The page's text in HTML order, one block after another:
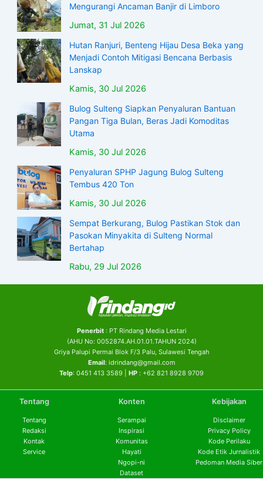
Mengurangi Ancaman Banjir di Limboro
Jumat, 31 Jul 2026
Hutan Ranjuri, Benteng Hijau Desa Beka yang
Menjadi Contoh Mitigasi Bencana Berbasis
Lanskap
Kamis, 30 Jul 2026
Bulog Sulteng Siapkan Penyaluran Bantuan
Pangan Tiga Bulan, Beras Jadi Komoditas
Utama
Kamis, 30 Jul 2026
Penyaluran SPHP Jagung Bulog Sulteng
Tembus 420 Ton
Kamis, 30 Jul 2026
Sempat Berkurang, Bulog Pastikan Stok dan
Pasokan Minyakita di Sulteng Normal
Bertahap
Rabu, 29 Jul 2026
Penerbit: PT Rindang Media Lestari
(AHU No: 0052874.AH.01.01.TAHUN 2024)
Griya Palupi Permai Blok F/3 Palu, Sulawesi Tengah
Email: idrindang@gmail.com
Telp: 0451 413 3589 | HP : +62 821 8928 9709
Tentang
Tentang
Redaksi
Kontak
Service
Konten
Serampai
Inspirasi
Komunitas
Hayati
Ngopi-ni
Dataset
Kebijakan
Disclaimer
Privacy Policy
Kode Perilaku
Kode Etik Jurnalistik
Pedoman Media Siber